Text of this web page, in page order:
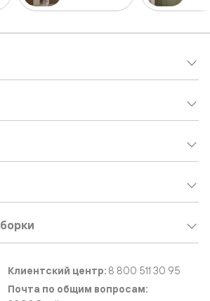
Клиентский центр: 8 800 511 30 95
Почта по общим вопросам: